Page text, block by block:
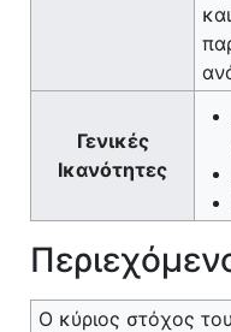
Γενικές
Ικανότητες
Ο κύριος στόχος